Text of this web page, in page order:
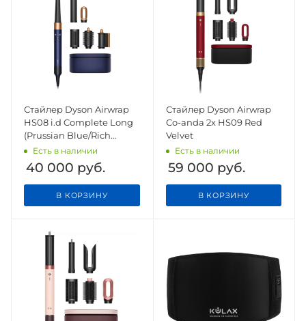
Стайлер Dyson Airwrap
HS08 i.d Complete Long
(Prussian Blue/Rich
Copper)
Есть в наличии
40 000 руб.
В КОРЗИНУ
Стайлер Dyson Airwrap
Co-anda 2x HS09 Red
Velvet
Есть в наличии
59 000 руб.
В КОРЗИНУ